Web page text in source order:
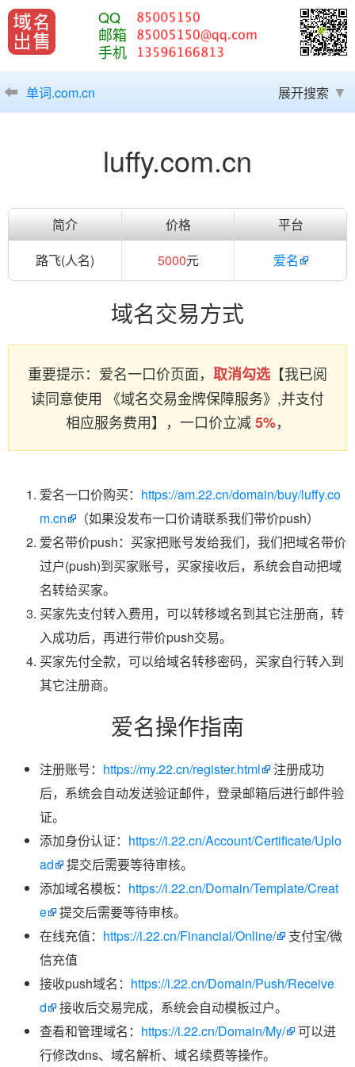
QQ
邮箱
手机
单词.com.cn 展开搜索
luffy.com.cn
简介 价格
平台
路飞(人名)
5000元 爱名
域名交易方式
重要提示：爱名一口价页面， 取消勾选 【我已阅
读同意使用 《域名交易金牌保障服务》,并支付
相应服务费用】，一口价立减5%，
爱名一口价购买： https://am.22.cn/domain/buy/luffy.co
m.cn
（如果没发布一口价请联系我们带价push）
爱名带价push：买家把账号发给我们，我们把域名带价
过户(push)到买家账号，买家接收后，系统会自动把域
名转给买家。
买家先支付转入费用，可以转移域名到其它注册商，转
入成功后，再进行带价push交易。
买家先付全款，可以给域名转移密码，买家自行转入到
其它注册商。
爱名操作指南
注册账号： https://my.22.cn/register.html
注册成功
后，系统会自动发送验证邮件，登录邮箱后进行邮件验
证。
添加身份认证： https://i.22.cn/Account/Certificate/Uplo
ad
提交后需要等待审核。
添加域名模板： https://i.22.cn/Domain/Template/Creat
e
提交后需要等待审核。
在线充值： https://i.22.cn/Financial/Online/
支付宝/微
信充值
接收push域名： https://i.22.cn/Domain/Push/Receive
d
接收后交易完成，系统会自动模板过户。
查看和管理域名： https://i.22.cn/Domain/My/
可以进
行修改dns、域名解析、域名续费等操作。